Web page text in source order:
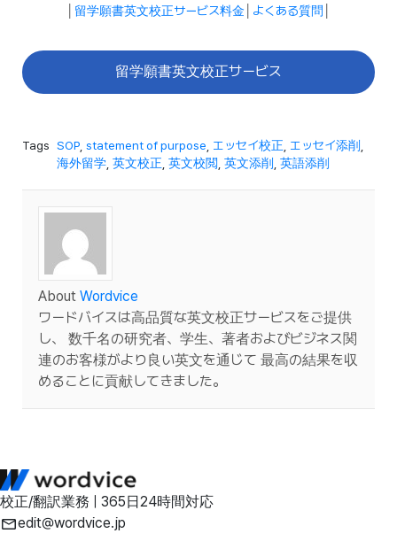
留学願書英文校正サービス料金 よくある質問
留学願書英文校正サービス
Tags SOP statement of purpose エッセイ校正 エッセイ添削
海外留学 英文校正 英文校閲 英文添削 英語添削
About Wordvice
ワードバイスは高品質な英文校正サービスをご提供
し、 数千名の研究者、学生、著者およびビジネス関
連のお客様がより良い英文を通じて 最高の結果を収
めることに貢献してきました。
校正/翻訳業務 | 365日24時間対応
edit@wordvice.jp